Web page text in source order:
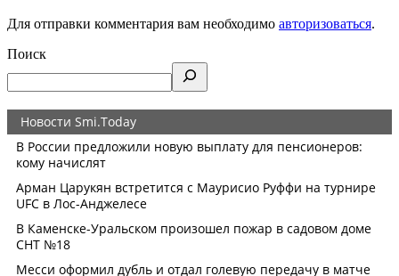
Для отправки комментария вам необходимо авторизоваться.
Поиск